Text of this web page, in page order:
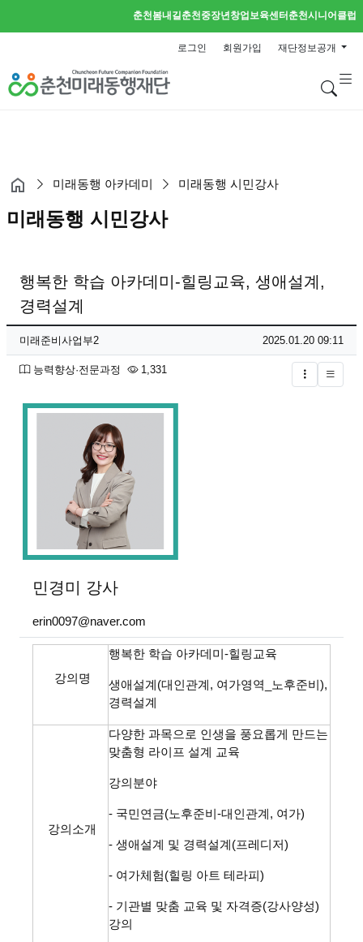
춘천봄내길춘천중장년창업보육센터 춘천시니어클럽
로그인 회원가입 재단정보공개
검
미래동행 아카데미 미래동행 시민강사
미래동행 시민강사
행복한 학습 아카데미-힐링교육, 생애설계,
경력설계
페이지 정보
작성자
미래준비사업부2 작성일
2025.01.20 09:11
분류
능력향상·전문과정 1,331
글버튼
본문
민경미 강사
erin0097@naver.com
강의명
행복한 학습 아카데미-힐링교육
생애설계(대인관계, 여가영역_노후준비),
경력설계
강의소개
다양한 과목으로 인생을 풍요롭게 만드는
맞춤형 라이프 설계 교육
강의분야
- 국민연금(노후준비-대인관계, 여가)
- 생애설계 및 경력설계(프레디저)
- 여가체험(힐링 아트 테라피)
- 기관별 맞춤 교육 및 자격증(강사양성)
강의